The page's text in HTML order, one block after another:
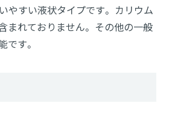
やすい液状タイプです。 カリウム
まれておりません。 その他の一般
です。